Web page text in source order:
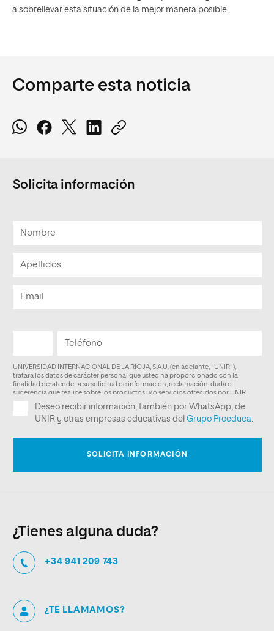
a sobrellevar esta situación de la mejor manera posible.
Comparte esta noticia
Solicita información
¿Tienes alguna duda?
+34 941 209 743
¿TE LLAMAMOS?